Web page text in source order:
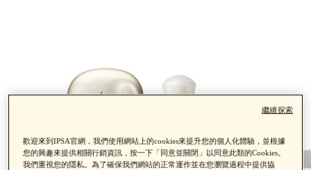
歡迎來到IPSA官網，我們使用網站上的cookies來提升您的個人化體驗，並根據
您的興趣來提供相關行銷資訊，按一下「同意並關閉」以同意此類的Cookies。
我們重視您的隱私。為了確保我們網站的正常運作並在您瀏覽過程中提供協
繼續探索